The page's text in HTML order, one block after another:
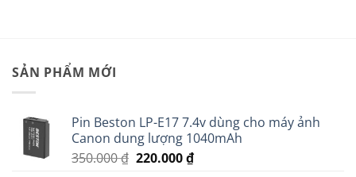
SẢN PHẨM MỚI
Pin Beston LP-E17 7.4v dùng cho máy ảnh
Canon dung lượng 1040mAh
350.000₫ Giá
220.000₫Giá